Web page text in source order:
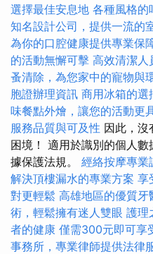
選擇最佳安息地 各種風格的
知名設計公司，提供一流的
為你的口腔健康提供專業保
的活動無懈可擊 高效清潔人
蚤清除，為您家中的寵物與
胞證辦理資訊 商用冰箱的選
味餐點外燴，讓您的活動更
服務品質與可及性 因此，沒
困境！ 適用於識別的個人
據保護法規。 經絡按摩專業
解決頂樓漏水的專業方案 享
對更輕鬆 高雄地區的優質牙
術，輕鬆擁有迷人雙眼 護理
者的健康 僅需300元即可享
事務所，專業律師提供法律